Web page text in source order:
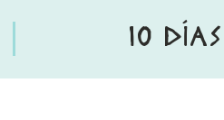
10 DÍAS